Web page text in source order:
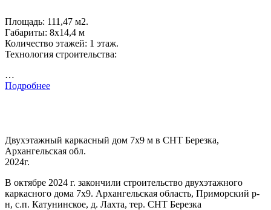
Площадь: 111,47 м2.
Габариты: 8х14,4 м
Количество этажей: 1 этаж.
Технология строительства:
…
Подробнее
Двухэтажный каркасный дом 7х9 м в СНТ Березка,
Архангельская обл.
2024г.
В октябре 2024 г. закончили строительство двухэтажного
каркасного дома 7х9. Архангельская область, Приморский р-
н, с.п. Катунинское, д. Лахта, тер. СНТ Березка